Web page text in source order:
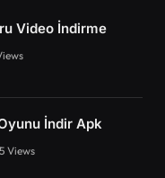
Video İndirme
İndir Apk
5 Views